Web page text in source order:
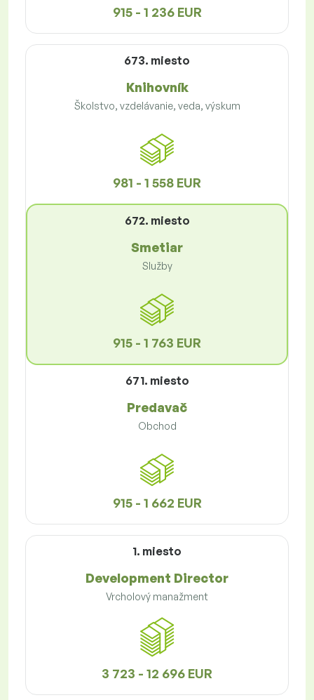
915 - 1 236 EUR
673. miesto
Knihovník
Školstvo, vzdelávanie, veda, výskum
981 - 1 558 EUR
672. miesto
Smetiar
Služby
915 - 1 763 EUR
671. miesto
Predavač
Obchod
915 - 1 662 EUR
1. miesto
Development Director
Vrcholový manažment
3 723 - 12 696 EUR